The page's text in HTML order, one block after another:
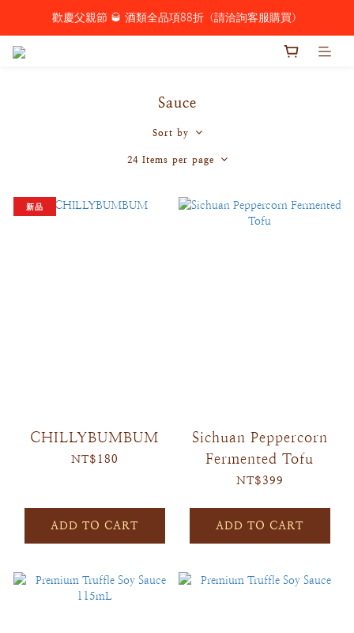
歡慶父親節 🥃 酒類全品項88折（請洽詢客服購買）
歡慶父親節 🥃 酒類全品項88折（請洽詢客服購買）
極品古香辣醬、烏魚子XO醬買一送一🔥 購物車請下單2瓶🛒
Sauce
Sort by
24 Items per page
新品
CHILLYBUMBUM
NT$180
ADD TO CART
Sichuan Peppercorn
Fermented Tofu
NT$399
ADD TO CART